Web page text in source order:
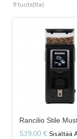
9 tuote(tta)
Rancilio Stile
539,00 €